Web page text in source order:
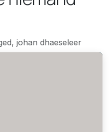
johan dhaeseleer